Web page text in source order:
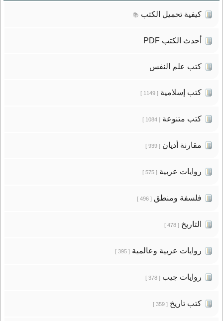
كيفية تحميل الكتب 📚
أحدث الكتب PDF
كتب علم النفس
كتب إسلامية[ 1149 ]
كتب متنوعة[ 1084 ]
مقارنة أديان[ 939 ]
روايات عربية[ 575 ]
فلسفة ومنطق[ 496 ]
التاريخ[ 478 ]
روايات عربية وعالمية[ 395 ]
روايات جيب[ 378 ]
كتب تاريخ[ 359 ]